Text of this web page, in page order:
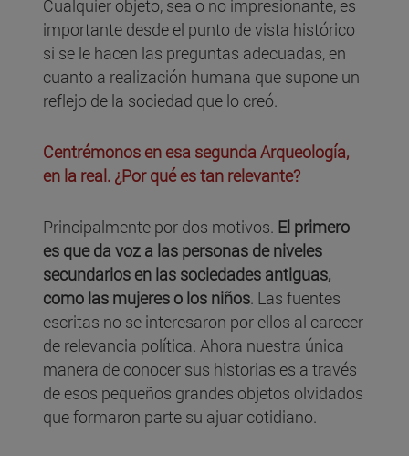
Cualquier objeto, sea o no impresionante, es
importante desde el punto de vista histórico
si se le hacen las preguntas adecuadas, en
cuanto a realización humana que supone un
reflejo de la sociedad que lo creó.
Centrémonos en esa segunda Arqueología,
en la real. ¿Por qué es tan relevante?
Principalmente por dos motivos. El primero
es que da voz a las personas de niveles
secundarios en las sociedades antiguas,
como las mujeres o los niños. Las fuentes
escritas no se interesaron por ellos al carecer
de relevancia política. Ahora nuestra única
manera de conocer sus historias es a través
de esos pequeños grandes objetos olvidados
que formaron parte su ajuar cotidiano.